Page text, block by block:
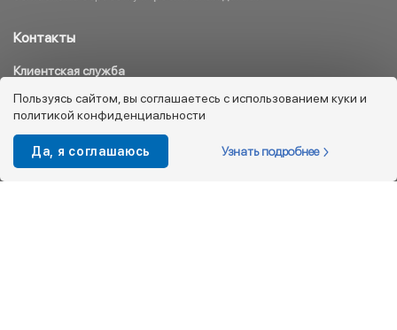
Контакты
Клиентская служба
8 800 333 08 45
info@kotofey.ru
Магазины в Москва (50)
Пользуясь сайтом, вы соглашаетесь с использованием куки и
политикой конфиденциальности
Да, я соглашаюсь Узнать подробнее